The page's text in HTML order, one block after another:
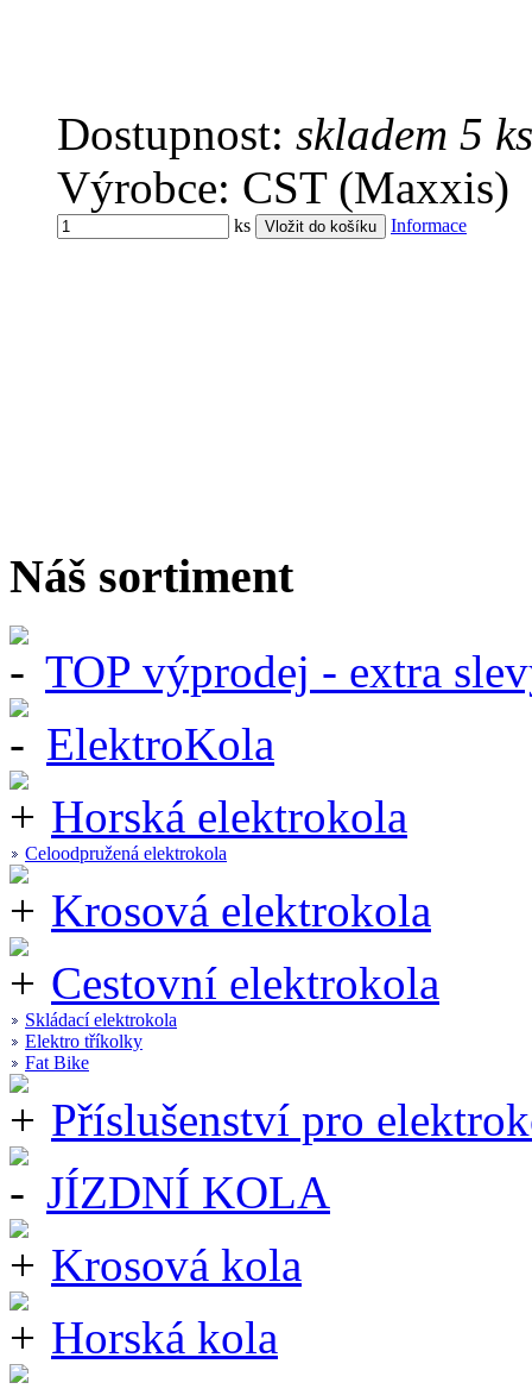
Dostupnost: skladem 5 ks
Výrobce: CST (Maxxis)
ks Informace
Náš sortiment
TOP výprodej - extra
ElektroKola
Horská elektrokola
Celoodpružená elektrokola
Krosová elektrokola
Cestovní elektrokola
Skládací elektrokola
Elektro tříkolky
Fat Bike
Příslušenství pro
JÍZDNÍ KOLA
Krosová kola
Horská kola